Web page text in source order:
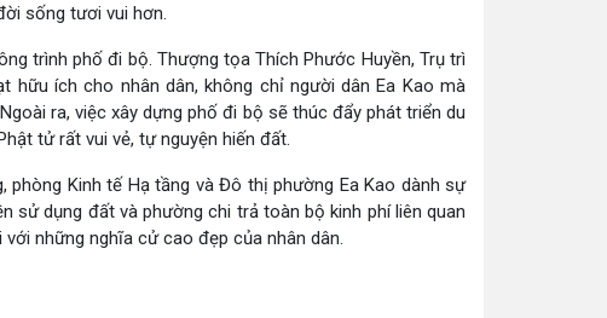
sống tươi vui hơn.
trình phố đi bộ. Thượng tọa Thích Phước Huyền, Trụ trì
hữu ích cho nhân dân, không chỉ người dân Ea Kao mà
ra, việc xây dựng phố đi bộ sẽ thúc đẩy phát triển du
tử rất vui vẻ, tự nguyện hiến đất.
Kinh tế Hạ tầng và Đô thị phường Ea Kao dành sự
sử dụng đất và phường chi trả toàn bộ kinh phí liên quan
những nghĩa cử cao đẹp của nhân dân.